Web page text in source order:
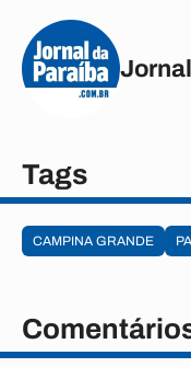
Tags
CAMPINA GRANDE